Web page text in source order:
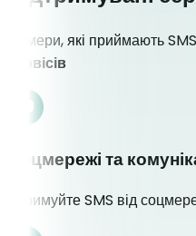
Номери, які приймають
сервісів
Соцмережі та
Отримуйте SMS від